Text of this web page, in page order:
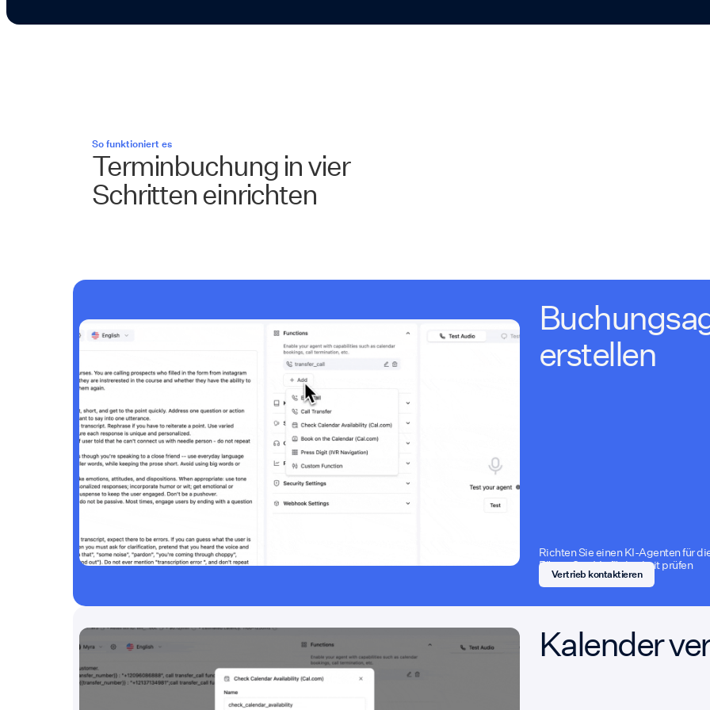
So funktioniert es
Terminbuchung in vier
Schritten einrichten
erstellen
Richten Sie einen KI-Agenten für
Fügen Sie „Verfügbarkeit prüfen
Vertrieb kontaktieren
Kalender